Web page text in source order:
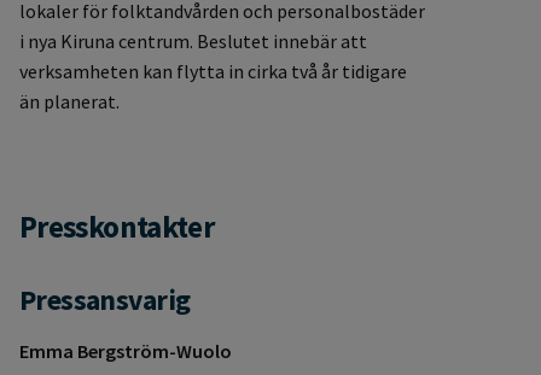
lokaler för folktandvården och personalbostäder
i nya Kiruna centrum. Beslutet innebär att
verksamheten kan flytta in cirka två år tidigare
än planerat.
Presskontakter
Pressansvarig
Emma Bergström-Wuolo